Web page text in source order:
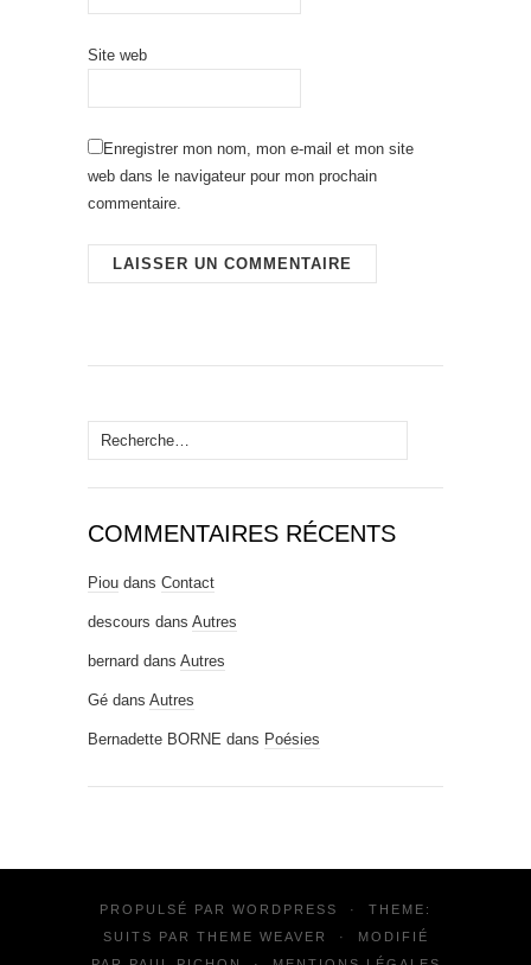
Site web
Enregistrer mon nom, mon e-mail et mon site
web dans le navigateur pour mon prochain
commentaire.
Rechercher :
COMMENTAIRES RÉCENTS
Piou dans Contact
descours dans Autres
bernard dans Autres
Gé dans Autres
Bernadette BORNE dans Poésies
PROPULSÉ PAR WORDPRESS ·
THEME:
SUITS PAR THEME WEAVER ·
MODIFIÉ